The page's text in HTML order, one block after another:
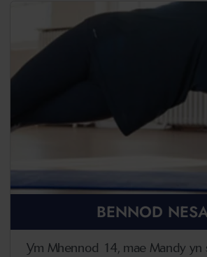
BENNOD
Ym Mhennod 14, mae Mandy yn